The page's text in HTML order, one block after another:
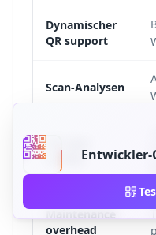
Dynamischer
QR support
Scan-Analysen
QR type
variety
Maintenance
overhead
Entwickler-